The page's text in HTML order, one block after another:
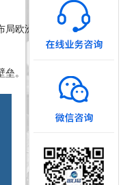
欧洲的首选。
。